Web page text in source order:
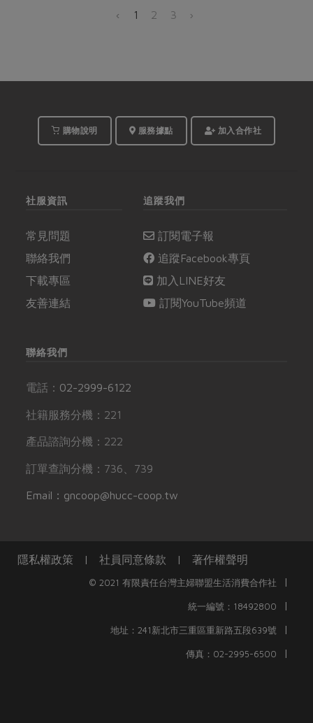
‹ 1 2 3 ›
購物說明 服務據點 加入合作社
社服資訊
常見問題
聯絡我們
下載專區
友善連結
追蹤我們
訂閱電子報
追蹤Facebook專頁
加入LINE好友
訂閱YouTube頻道
聯絡我們
電話： 02-2999-6122
社籍服務分機：221
產品諮詢分機：222
訂單查詢分機：736、739
Email：gncoop@hucc-coop.tw
隱私權政策 | 社員同意條款 | 著作權聲明
© 2021 有限責任台灣主婦聯盟生活消費合作社 |
統一編號：18492800 |
地址：241新北市三重區重新路五段639號 |
傳真：02-2995-6500 |